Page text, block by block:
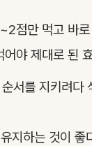
점만 먹고 바
야 제대로 된
순서를 지키려다
지하는 것이 좋